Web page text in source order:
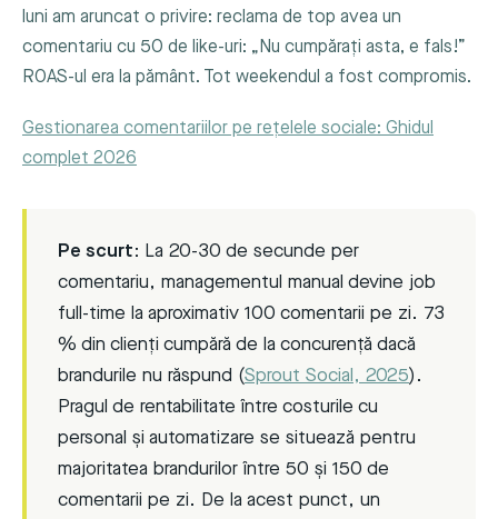
luni am aruncat o privire: reclama de top avea un
comentariu cu 50 de like-uri: „Nu cumpărați asta, e fals!”
ROAS-ul era la pământ. Tot weekendul a fost compromis.
Gestionarea comentariilor pe rețelele sociale: Ghidul
complet 2026
Pe scurt: La 20-30 de secunde per
comentariu, managementul manual devine job
full-time la aproximativ 100 comentarii pe zi. 73
% din clienți cumpără de la concurență dacă
brandurile nu răspund (Sprout Social, 2025).
Pragul de rentabilitate între costurile cu
personal și automatizare se situează pentru
majoritatea brandurilor între 50 și 150 de
comentarii pe zi. De la acest punct, un